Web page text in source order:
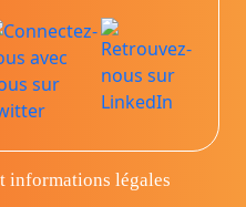
informations légales